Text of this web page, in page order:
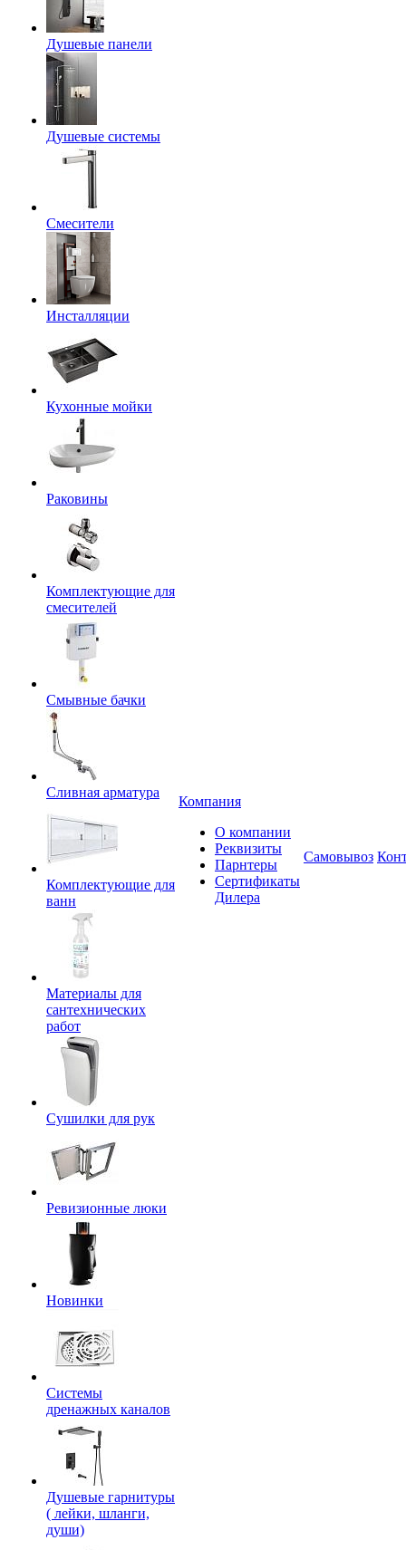
Душевые панели
Душевые системы
Смесители
Инсталляции
Кухонные мойки
Раковины
Комплектующие для
смесителей
Смывные бачки
Сливная арматура
Комплектующие для
ванн
Материалы для
сантехнических
работ
Сушилки для рук
Ревизионные люки
Новинки
Системы
дренажных каналов
Душевые гарнитуры
( лейки, шланги,
души)
Компания
О компании
Реквизиты
Парнтеры
Сертификаты
Дилера
Самовывоз